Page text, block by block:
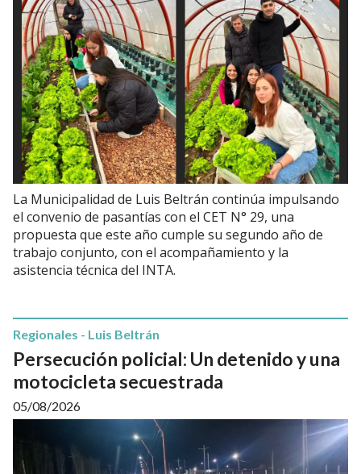
La Municipalidad de Luis Beltrán continúa impulsando
el convenio de pasantías con el CET N° 29, una
propuesta que este año cumple su segundo año de
trabajo conjunto, con el acompañamiento y la
asistencia técnica del INTA.
Persecución policial: Un detenido y una
motocicleta secuestrada
Regionales - Luis Beltrán
05/08/2026